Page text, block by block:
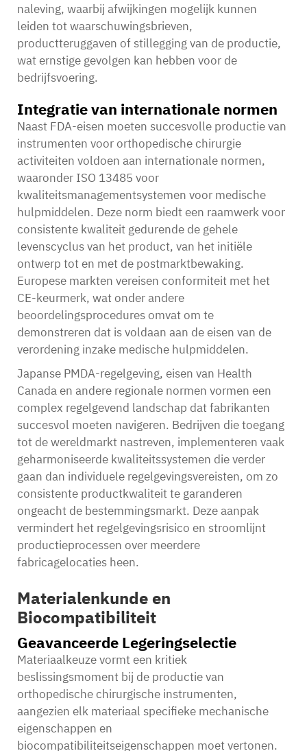
naleving, waarbij afwijkingen mogelijk kunnen
leiden tot waarschuwingsbrieven,
productteruggaven of stillegging van de productie,
wat ernstige gevolgen kan hebben voor de
bedrijfsvoering.
Integratie van internationale normen
Naast FDA-eisen moeten succesvolle productie van
instrumenten voor orthopedische chirurgie
activiteiten voldoen aan internationale normen,
waaronder ISO 13485 voor
kwaliteitsmanagementsystemen voor medische
hulpmiddelen. Deze norm biedt een raamwerk voor
consistente kwaliteit gedurende de gehele
levenscyclus van het product, van het initiële
ontwerp tot en met de postmarktbewaking.
Europese markten vereisen conformiteit met het
CE-keurmerk, wat onder andere
beoordelingsprocedures omvat om te
demonstreren dat is voldaan aan de eisen van de
verordening inzake medische hulpmiddelen.
Japanse PMDA-regelgeving, eisen van Health
Canada en andere regionale normen vormen een
complex regelgevend landschap dat fabrikanten
succesvol moeten navigeren. Bedrijven die toegang
tot de wereldmarkt nastreven, implementeren vaak
geharmoniseerde kwaliteitssystemen die verder
gaan dan individuele regelgevingsvereisten, om zo
consistente productkwaliteit te garanderen
ongeacht de bestemmingsmarkt. Deze aanpak
vermindert het regelgevingsrisico en stroomlijnt
productieprocessen over meerdere
fabricagelocaties heen.
Materialenkunde en
Biocompatibiliteit
Geavanceerde Legeringselectie
Materiaalkeuze vormt een kritiek
beslissingsmoment bij de productie van
orthopedische chirurgische instrumenten,
aangezien elk materiaal specifieke mechanische
eigenschappen en
biocompatibiliteitseigenschappen moet vertonen.